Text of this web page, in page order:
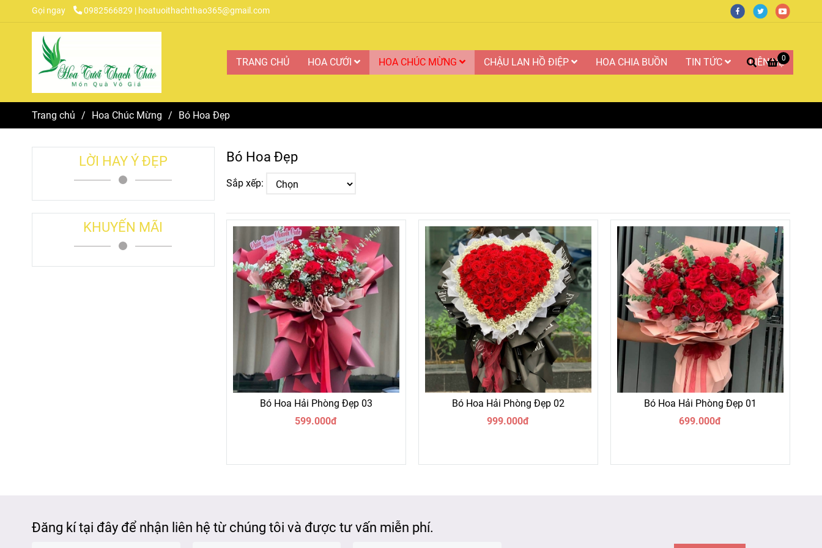
Gọi ngay 0982566829 | hoatuoithachthao365@gmail.com
0
TRANG CHỦ HOA CƯỚI HOA CHÚC MỪNG CHẬU LAN HỒ ĐIỆP HOA CHIA BUỒN TIN TỨC LIÊN HỆ
Trang chủ / Hoa Chúc Mừng / Bó Hoa Đẹp
Bó Hoa Đẹp
Sắp xếp:
Bó Hoa Hải Phòng Đẹp 03
599.000đ
Bó Hoa Hải Phòng Đẹp 02
999.000đ
Bó Hoa Hải Phòng Đẹp 01
699.000đ
LỜI HAY Ý ĐẸP
KHUYẾN MÃI
Đăng kí tại đây để nhận liên hệ từ chúng tôi và được tư vấn miễn phí.